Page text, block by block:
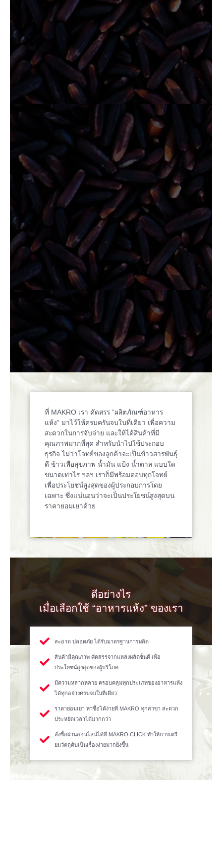
ที่ MAKRO เรา คัดสรร “ผลิตภัณฑ์อาหาร
แห้ง” มาไว้ให้ครบครันจบในที่เดียว เพื่อความ
สะดวกในการจับจ่าย และให้ได้สินค้าที่มี
คุณภาพมากที่สุด สำหรับนำไปใช้ประกอบ
ธุรกิจ ไม่ว่าโจทย์ของลูกค้าจะเป็นข้าวสารพันธุ์
ดี ข้าวเพื่อสุขภาพ น้ำมัน แป้ง น้ำตาล แบบใด
ขนาดเท่าไร ฯลฯ เราก็มีพร้อมตอบทุกโจทย์
เพื่อประโยชน์สูงสุดของผู้ประกอบการโดย
เฉพาะ ซึ่งแน่นอนว่าจะเป็นประโยชน์สูงสุดบน
ราคายอมเยาด้วย
ดีอย่างไร
เมื่อเลือกใช้ “อาหารแห้ง” ของเรา
สะอาด ปลอดภัย ได้รับมาตรฐานการผลิต
สินค้ามีคุณภาพ คัดสรรจากแหล่งผลิตชั้นดี เพื่อ
ประโยชน์สูงสุดของผู้บริโภค
มีความหลากหลาย ครอบคลุมทุกประเภทของอาหารแห้ง
ได้ทุกอย่างครบจบในที่เดียว
ราคาย่อมเยา หาซื้อได้ง่ายที่ MAKRO ทุกสาขา สะดวก
ประหยัดเวลาได้มากกว่า
สั่งซื้อผ่านออนไลน์ได้ที่ MAKRO CLICK ทำให้การเตรี
ยมวัตถุดิบเป็นเรื่องง่ายมากยิ่งขึ้น